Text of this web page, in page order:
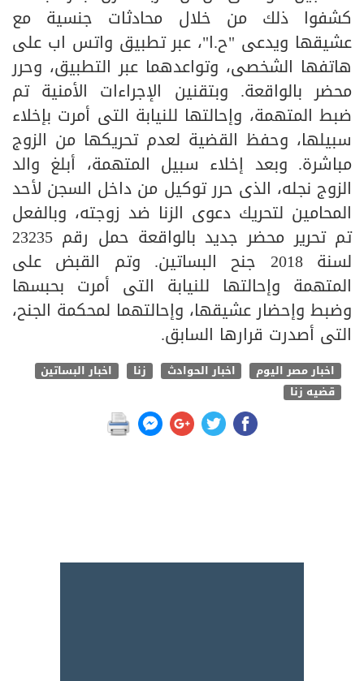
كشفوا ذلك من خلال محادثات جنسية مع
عشيقها ويدعى "ح.ا"، عبر تطبيق واتس اب على
هاتفها الشخصى، وتواعدهما عبر التطبيق، وحرر
محضر بالواقعة. وبتقنين الإجراءات الأمنية تم
ضبط المتهمة، وإحالتها للنيابة التى أمرت بإخلاء
سبيلها، وحفظ القضية لعدم تحريكها من الزوج
مباشرة. وبعد إخلاء سبيل المتهمة، أبلغ والد
الزوج نجله، الذى حرر توكيل من داخل السجن لأحد
المحامين لتحريك دعوى الزنا ضد زوجته، وبالفعل
تم تحرير محضر جديد بالواقعة حمل رقم 23235
لسنة 2018 جنح البساتين. وتم القبض على
المتهمة وإحالتها للنيابة التى أمرت بحبسها
وضبط وإحضار عشيقها، وإحالتهما لمحكمة الجنح،
التى أصدرت قرارها السابق.
اخبار مصر اليوم اخبار الحوادث زنا
اخبار البساتين
قضيه زنا